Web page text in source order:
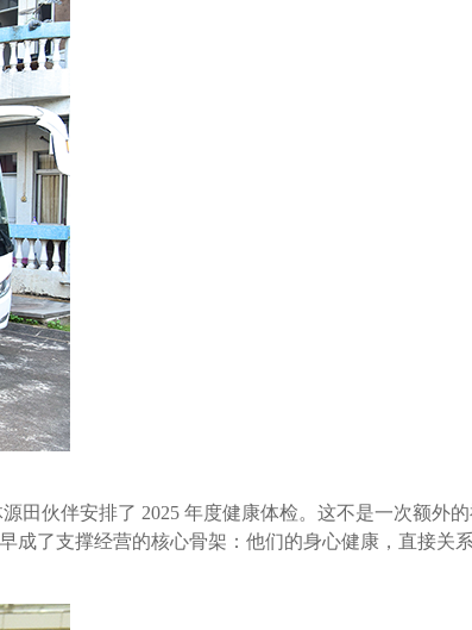
伙伴安排了 2025 年度健康体检。这不是一次额外
了支撑经营的核心骨架：他们的身心健康，直接关